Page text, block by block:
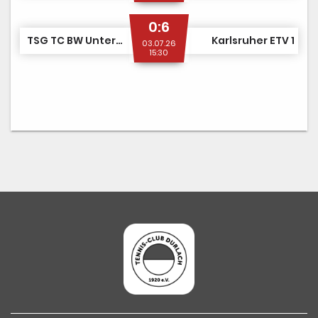
TSG TC BW Untergrombach/TC Durlach 2
0:6
03.07.26
15:30
Karlsruher ETV 1